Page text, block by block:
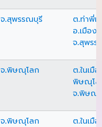
จ.สุพรรณบุรี
ต.ท่าพี่เ
อ.เมือง
จ.สุพรร
จ.พิษณุโลก
ต.ในเมื
พิษณุโล
จ.พิษณุ
จ.พิษณุโลก
ต.ในเมื